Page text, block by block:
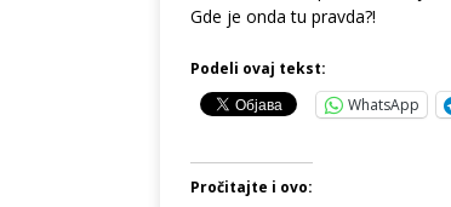
Gde je onda tu pravda?!
Podeli ovaj tekst:
WhatsApp
Pročitajte i ovo: